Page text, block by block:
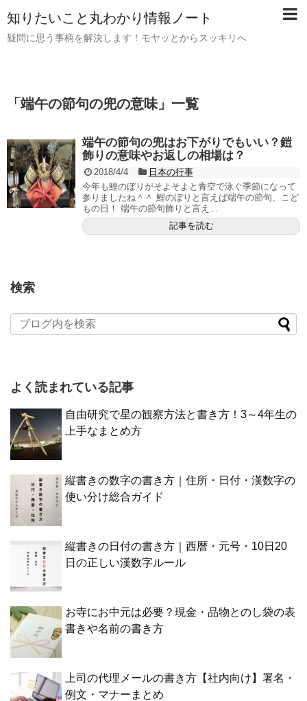
知りたいこと丸わかり情報ノート
疑問に思う事柄を解決します！モヤッとからスッキリへ
「 端午の節句の兜の意味 」 一覧
端午の節句の兜はお下がりでもいい？鎧
飾りの意味やお返しの相場は？
2018/4/4
日本の行事
今年も鯉のぼりがそよそよと青空で泳ぐ季節になって
参りましたね＾＾ 鯉のぼりと言えば端午の節句、こど
もの日！ 端午の節句飾りと言え...
記事を読む
検索
よく読まれている記事
自由研究で星の観察方法と書き方！3～4年生の
上手なまとめ方
縦書きの数字の書き方｜住所・日付・漢数字の
使い分け総合ガイド
縦書きの日付の書き方｜西暦・元号・10日20
日の正しい漢数字ルール
お寺にお中元は必要？現金・品物とのし袋の表
書きや名前の書き方
上司の代理メールの書き方【社内向け】署名・
例文・マナーまとめ